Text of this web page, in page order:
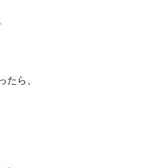
たら、